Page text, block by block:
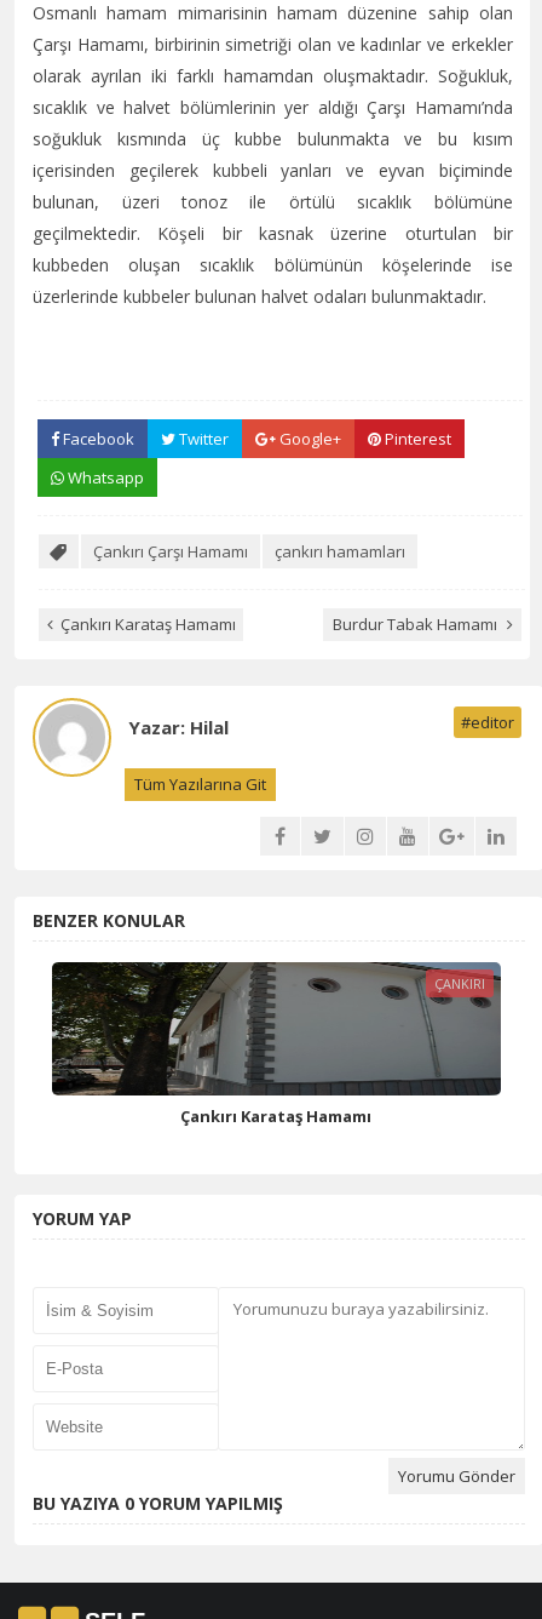
Osmanlı hamam mimarisinin hamam düzenine sahip olan
Çarşı Hamamı, birbirinin simetriği olan ve kadınlar ve erkekler
olarak ayrılan iki farklı hamamdan oluşmaktadır. Soğukluk,
sıcaklık ve halvet bölümlerinin yer aldığı Çarşı Hamamı’nda
soğukluk kısmında üç kubbe bulunmakta ve bu kısım
içerisinden geçilerek kubbeli yanları ve eyvan biçiminde
bulunan, üzeri tonoz ile örtülü sıcaklık bölümüne
geçilmektedir. Köşeli bir kasnak üzerine oturtulan bir
kubbeden oluşan sıcaklık bölümünün köşelerinde ise
üzerlerinde kubbeler bulunan halvet odaları bulunmaktadır.
Facebook Twitter Google+
Pinterest
Whatsapp
Çankırı Çarşı Hamamı çankırı hamamları
Çankırı Karataş Hamamı Burdur Tabak Hamamı
Yazar: Hilal #editor
Tüm Yazılarına Git
BENZER KONULAR
ÇANKIRI
Çankırı Karataş Hamamı
YORUM YAP
BU YAZIYA 0 YORUM YAPILMIŞ